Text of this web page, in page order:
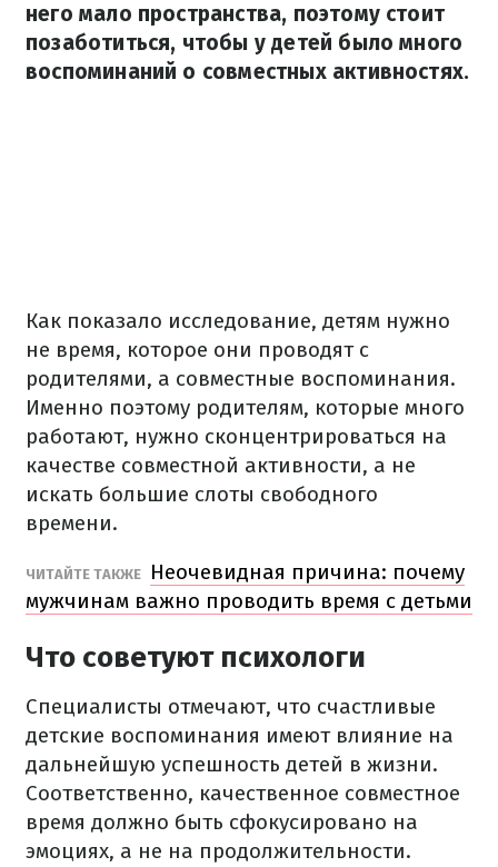
него мало пространства, поэтому стоит
позаботиться, чтобы у детей было много
воспоминаний о совместных активностях.
Как показало исследование, детям нужно
не время, которое они проводят с
родителями, а совместные воспоминания.
Именно поэтому родителям, которые много
работают, нужно сконцентрироваться на
качестве совместной активности, а не
искать большие слоты свободного
времени.
ЧИТАЙТЕ ТАКЖЕ
Неочевидная причина: почему
мужчинам важно проводить время с детьми
Что советуют психологи
Специалисты отмечают, что счастливые
детские воспоминания имеют влияние на
дальнейшую успешность детей в жизни.
Соответственно, качественное совместное
время должно быть сфокусировано на
эмоциях, а не на продолжительности.